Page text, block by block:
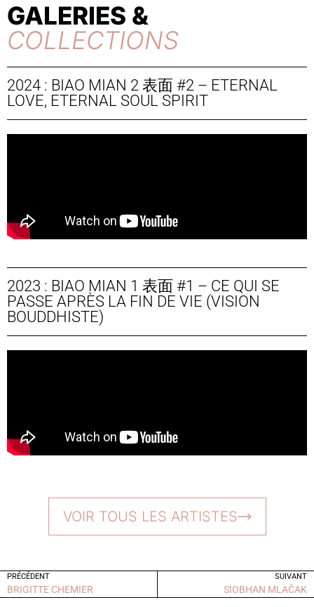
GALERIES &
COLLECTIONS
2024 : BIAO MIAN 2 表面 #2 – ETERNAL
LOVE, ETERNAL SOUL SPIRIT
2023 : BIAO MIAN 1 表面 #1 – CE QUI SE
PASSE APRÈS LA FIN DE VIE (VISION
BOUDDHISTE)
VOIR TOUS LES ARTISTES
PRÉCÉDENT
BRIGITTE CHEMIER
SUIVANT
SIOBHAN MLAČAK